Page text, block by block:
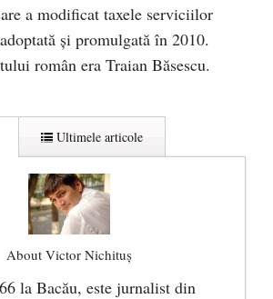
a modificat taxele serviciilor
și promulgată în 2010.
român era Traian Băsescu.
Ultimele articole
About Victor Nichituș
la Bacău, este jurnalist din